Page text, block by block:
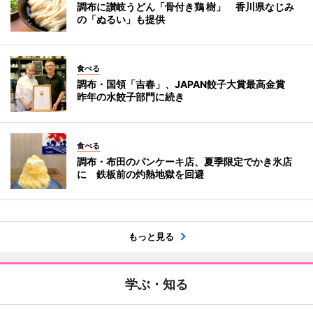
調布に讃岐うどん「骨付き鶏 樹」 香川県なじみ
の「ぬるい」も提供
食べる
調布・国領「吉春」、JAPAN餃子大賞最高金賞
昨年の水餃子部門に続き
食べる
調布・布田のパンケーキ店、夏季限定でかき氷店
に 鉄板前の灼熱地獄を回避
もっと見る
学ぶ・知る